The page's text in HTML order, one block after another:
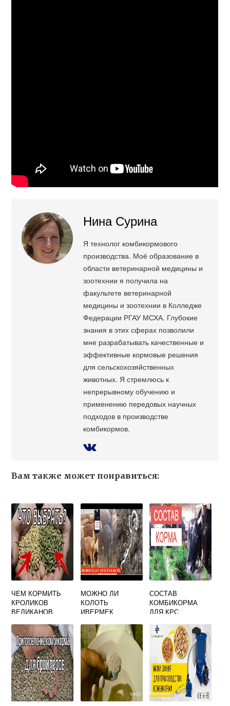
Нина Сурина
Я технолог комбикормового
производства. Моё образование в
области ветеринарной медицины и
зоотехнии я получила на
факультете ветеринарной
медицины и зоотехнии в Колледже
Федерации РГАУ МСХА. Глубокие
знания в этих сферах позволили
мне разрабатывать качественные и
эффективные кормовые решения
для сельскохозяйственных
животных. Я стремлюсь к
непрерывному обучению и
применению передовых научных
подходов в производстве
комбикормов.
Вам также может понравиться:
ЧЕМ КОРМИТЬ
КРОЛИКОВ
ВЕЛИКАНОВ
МОЖНО ЛИ
КОЛОТЬ
ИВЕРМЕК
ОВЦАМ
СОСТАВ
КОМБИКОРМА
ДЛЯ КРС